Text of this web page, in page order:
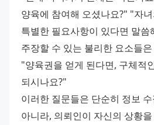
양육에 참여해 오셨나요?" "자
특별한 필요사항이 있다면 말
주장할 수 있는 불리한 요소들
"양육권을 얻게 된다면, 구체적
되시나요?"
이러한 질문들은 단순히 정보
아니라, 의뢰인이 자신의 상황